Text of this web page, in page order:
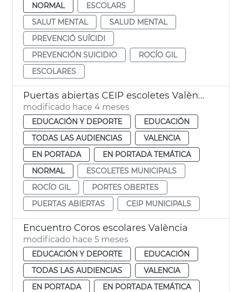
NORMAL
ESCOLARS
SALUT MENTAL
SALUD MENTAL
PREVENCIÓ SUÏCIDI
PREVENCIÓN SUICIDIO
ROCÍO GIL
ESCOLARES
Puertas abiertas CEIP escoletes València
modificado hace 4 meses
EDUCACIÓN Y DEPORTE
EDUCACIÓN
TODAS LAS AUDIENCIAS
VALENCIA
EN PORTADA
EN PORTADA TEMÁTICA
NORMAL
ESCOLETES MUNICIPALS
ROCÍO GIL
PORTES OBERTES
PUERTAS ABIERTAS
CEIP MUNICIPALS
Encuentro Coros escolares València
modificado hace 5 meses
EDUCACIÓN Y DEPORTE
EDUCACIÓN
TODAS LAS AUDIENCIAS
VALENCIA
EN PORTADA
EN PORTADA TEMÁTICA